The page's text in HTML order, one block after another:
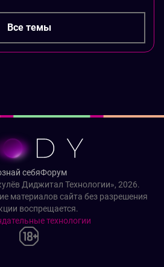
Все темы
себяФорум
Диджитал Технологии», 2026.
материалов сайта без разрешения
воспрещается.
технологии